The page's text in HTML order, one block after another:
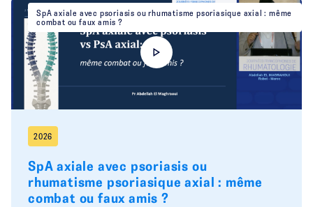
SpA axiale avec psoriasis ou rhumatisme psoriasique axial : même
combat ou faux amis ?
2026
SpA axiale avec psoriasis ou
rhumatisme psoriasique axial : même
combat ou faux amis ?